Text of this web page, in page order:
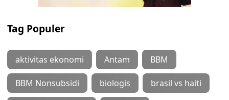
Tag Populer
aktivitas ekonomi Antam BBM
BBM Nonsubsidi biologis brasil vs haiti